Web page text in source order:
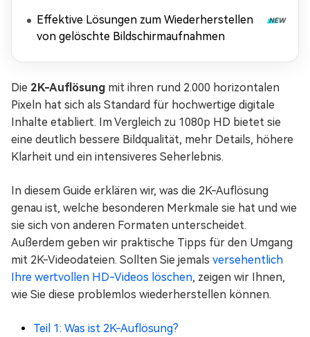
Effektive Lösungen zum Wiederherstellen
von gelöschte Bildschirmaufnahmen
Die 2K-Auflösung mit ihren rund 2.000 horizontalen
Pixeln hat sich als Standard für hochwertige digitale
Inhalte etabliert. Im Vergleich zu 1080p HD bietet sie
eine deutlich bessere Bildqualität, mehr Details, höhere
Klarheit und ein intensiveres Seherlebnis.
In diesem Guide erklären wir, was die 2K-Auflösung
genau ist, welche besonderen Merkmale sie hat und wie
sie sich von anderen Formaten unterscheidet.
Außerdem geben wir praktische Tipps für den Umgang
mit 2K-Videodateien. Sollten Sie jemals versehentlich
Ihre wertvollen HD-Videos löschen, zeigen wir Ihnen,
wie Sie diese problemlos wiederherstellen können.
Teil 1: Was ist 2K-Auflösung?